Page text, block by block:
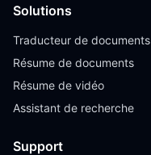
Solutions
Traducteur de documents
Résume de documents
Résume de vidéo
Assistant de recherche
Support